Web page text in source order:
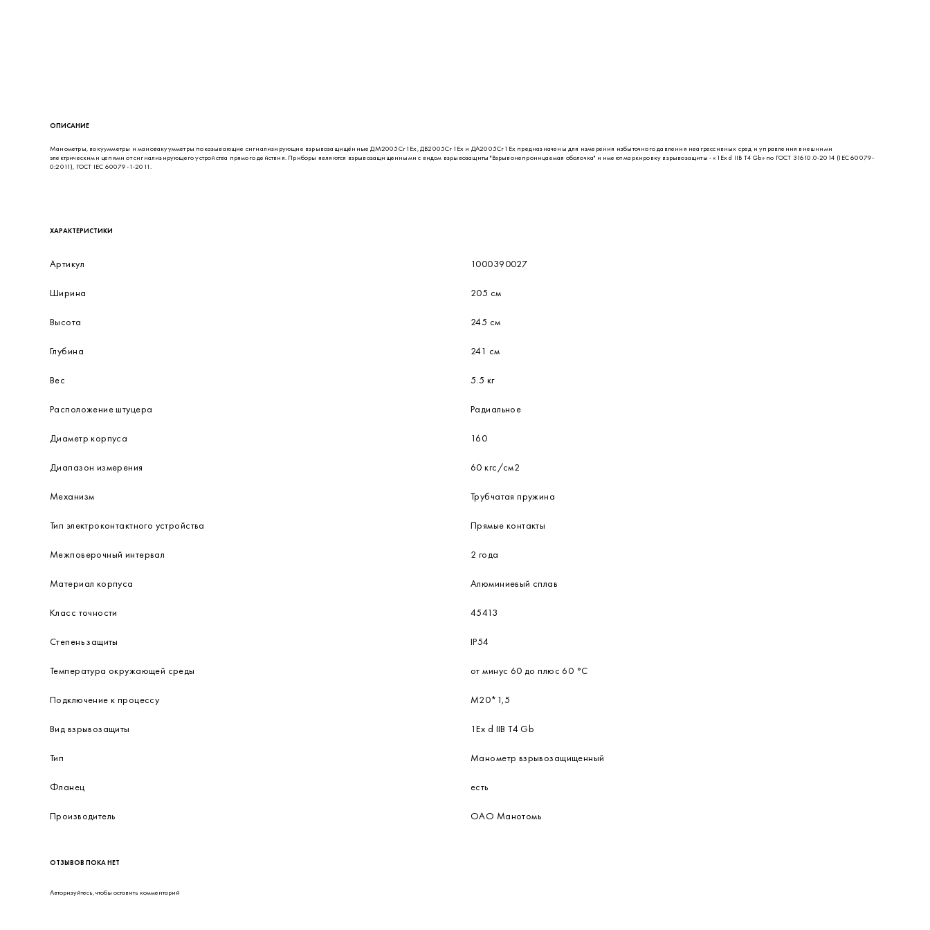
ОПИСАНИЕ
Манометры, вакуумметры и мановакуумметры показывающие сигнализирующие взрывозащищённые ДМ2005Сг1Ех, ДВ2005Сг1Ех и ДА2005Сг1Ех предназначены для измерения избыточного давления неагрессивных сред и управления внешними
электрическими цепями от сигнализирующего устройства прямого действия. Приборы являются взрывозащищенными с видом взрывозащиты "Взрывонепроницаемая оболочка" и имеют маркировку взрывозащиты - «1Ех d IIВ Т4 Gb» по ГОСТ 31610.0-2014 (IEC 60079-
0:2011), ГОСТ IEC 60079-1-2011.
ХАРАКТЕРИСТИКИ
Артикул 1000390027
Ширина 205 см
Высота 245 см
Глубина 241 см
Вес 5.5 кг
Расположение штуцера Радиальное
Диаметр корпуса 160
Диапазон измерения 60 кгс/см2
Механизм Трубчатая пружина
Тип электроконтактного устройства Прямые контакты
Межповерочный интервал 2 года
Материал корпуса Алюминиевый сплав
Класс точности 45413
Степень защиты IP54
Температура окружающей среды от минус 60 до плюс 60 °С
Подключение к процессу М20*1,5
Вид взрывозащиты 1Ех d IIВ Т4 Gb
Тип Манометр взрывозащищенный
Фланец есть
Производитель ОАО Манотомь
ОТЗЫВОВ ПОКА НЕТ
Авторизуйтесь, чтобы оставить комментарий